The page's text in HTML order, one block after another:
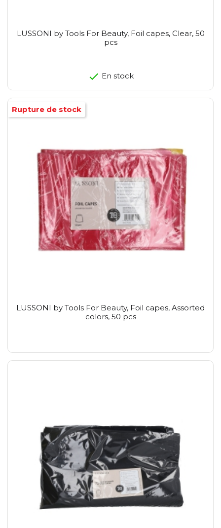
LUSSONI by Tools For Beauty, Foil capes, Clear, 50
pcs
En stock
LUSSONI by Tools For Beauty, Foil capes, Assorted
colors, 50 pcs
Rupture de stock